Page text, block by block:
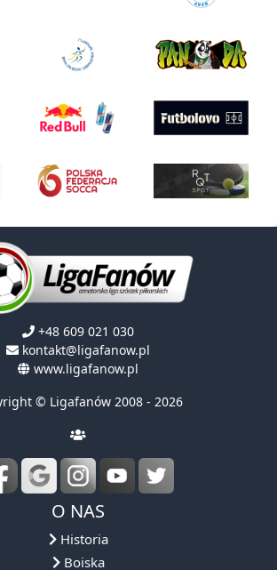
+48 609 021 030
kontakt@ligafanow.pl
www.ligafanow.pl
© Ligafanów 2008 - 2026
O NAS
Historia
Boiska